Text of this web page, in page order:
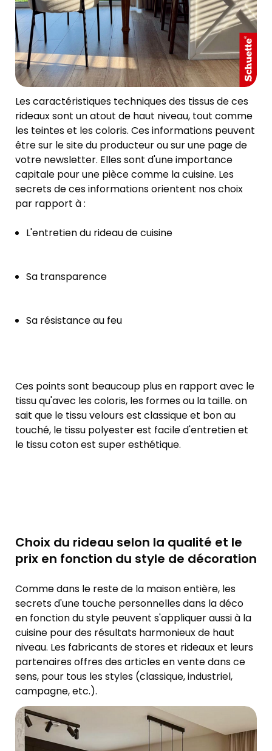
Les caractéristiques techniques des tissus de ces
rideaux sont un atout de haut niveau, tout comme
les teintes et les coloris. Ces informations peuvent
être sur le site du producteur ou sur une page de
votre newsletter. Elles sont d'une importance
capitale pour une pièce comme la cuisine. Les
secrets de ces informations orientent nos choix
par rapport à :
L'entretien du rideau de cuisine
Sa transparence
Sa résistance au feu
Ces points sont beaucoup plus en rapport avec le
tissu qu'avec les coloris, les formes ou la taille. on
sait que le tissu velours est classique et bon au
touché, le tissu polyester est facile d'entretien et
le tissu coton est super esthétique.
Choix du rideau selon la qualité et le
prix en fonction du style de décoration
Comme dans le reste de la maison entière, les
secrets d'une touche personnelles dans la déco
en fonction du style peuvent s'appliquer aussi à la
cuisine pour des résultats harmonieux de haut
niveau. Les fabricants de stores et rideaux et leurs
partenaires offres des articles en vente dans ce
sens, pour tous les styles (classique, industriel,
campagne, etc.).